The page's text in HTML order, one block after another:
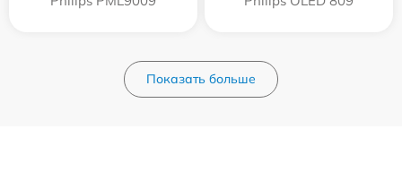
Показать больше